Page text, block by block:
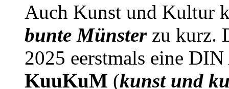
Auch Kunst und Kultur
bunte Münsterzu kurz.
2025 eerstmals eine
KuuKuM (kunst und